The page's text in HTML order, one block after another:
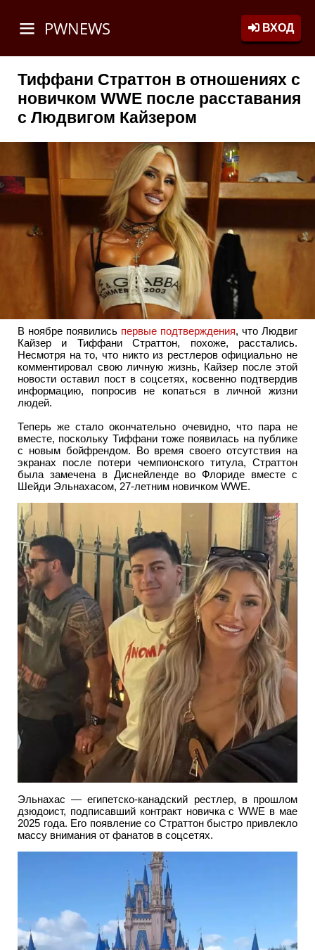
PWNEWS ВХОД
Тиффани Страттон в отношениях с
новичком WWE после расставания
с Людвигом Кайзером
В ноябре появились первые подтверждения, что Людвиг
Кайзер и Тиффани Страттон, похоже, расстались.
Несмотря на то, что никто из рестлеров официально не
комментировал свою личную жизнь, Кайзер после этой
новости оставил пост в соцсетях, косвенно подтвердив
информацию, попросив не копаться в личной жизни
людей.
Теперь же стало окончательно очевидно, что пара не
вместе, поскольку Тиффани тоже появилась на публике
с новым бойфрендом. Во время своего отсутствия на
экранах после потери чемпионского титула, Страттон
была замечена в Диснейленде во Флориде вместе с
Шейди Эльнахасом, 27-летним новичком WWE.
Эльнахас — египетско-канадский рестлер, в прошлом
дзюдоист, подписавший контракт новичка с WWE в мае
2025 года. Его появление со Страттон быстро привлекло
массу внимания от фанатов в соцсетях.